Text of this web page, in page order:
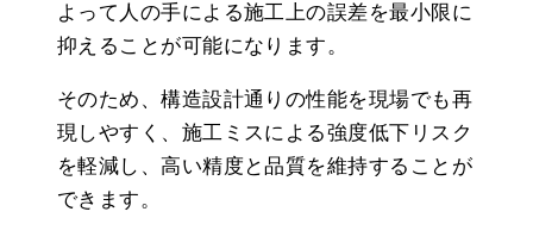
よって人の手による施工上の誤差を最小限に
抑えることが可能になります。
そのため、構造設計通りの性能を現場でも再
現しやすく、施工ミスによる強度低下リスク
を軽減し、高い精度と品質を維持することが
できます。